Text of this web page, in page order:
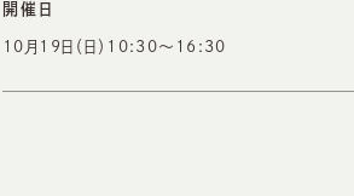
開催日
10月19日（日）10:30～16:30